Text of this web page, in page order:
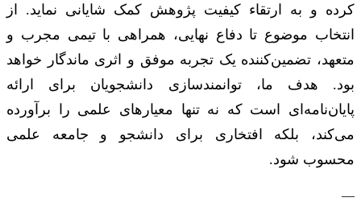
کرده و به ارتقاء کیفیت پژوهش کمک شایانی نماید. از
انتخاب موضوع تا دفاع نهایی، همراهی با تیمی مجرب و
متعهد، تضمین‌کننده یک تجربه موفق و اثری ماندگار خواهد
بود. هدف ما، توانمندسازی دانشجویان برای ارائه
پایان‌نامه‌ای است که نه تنها معیارهای علمی را برآورده
می‌کند، بلکه افتخاری برای دانشجو و جامعه علمی
محسوب شود.
—